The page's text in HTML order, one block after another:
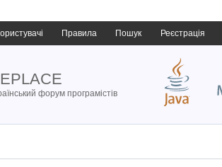
Правила Пошук Реєстрація
форум програмістів